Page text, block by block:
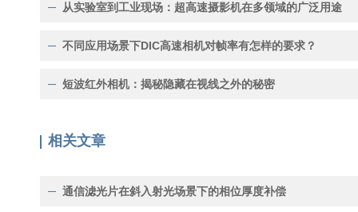
从实验室到工业现场：超高速摄影机在多领域的广泛用途
不同应用场景下DIC高速相机对帧率有怎样的要求？
短波红外相机：揭秘隐藏在视线之外的秘密
相关文章
通信滤光片在斜入射光场景下的相位厚度补偿